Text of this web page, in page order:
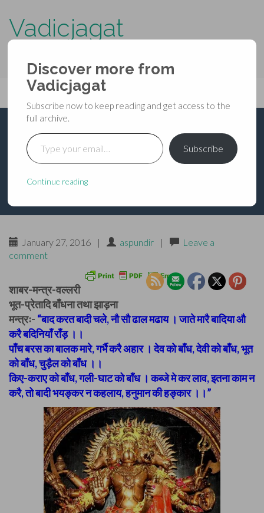
Vadicjagat
Primary
Menu
content
Vadicjagat
भूत-प्रेतादि बाँधना तथा
झाड़ना
January 27, 2016 | aspundir |
Leave a
comment
शाबर-मन्त्र-वल्लरी
भूत-प्रेतादि बाँधना तथा झाड़ना
मन्त्रः- “बाद करत बादी चले, नौ सौ ढाल मढाय । जाते मारै बादिया औ
करै बदिनियाँ राँड़ ।।
पाँच बरस का बालक मारे, गर्भै करै अहार । देव को बाँध, देवी को बाँध, भूत
को बाँध, चुड़ैल को बाँध ।।
किए-कराए को बाँध, गली-घाट को बाँध । कब्जे मे कर लाव, इतना काम न
करै, तो बादी भयङ्कर न कहलाय, हनुमान की हङ्कार ।।”
Discover more from
Vadicjagat
Subscribe now to keep reading and get access to the
full archive.
Type your email…
Subscribe
Continue reading